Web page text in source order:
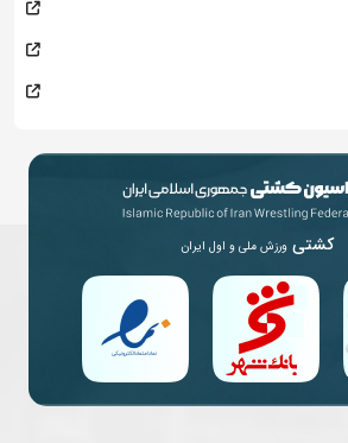
کشتی ورزش ملی و اول ایران